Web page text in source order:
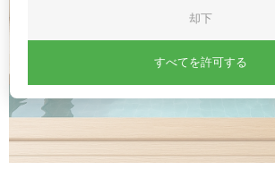
却下
すべてを許可する